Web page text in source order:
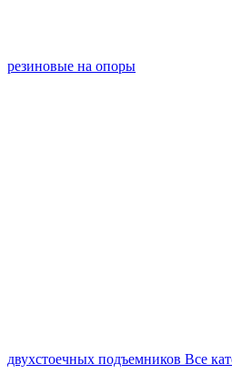
резиновые на опоры
двухстоечных подъемников Все